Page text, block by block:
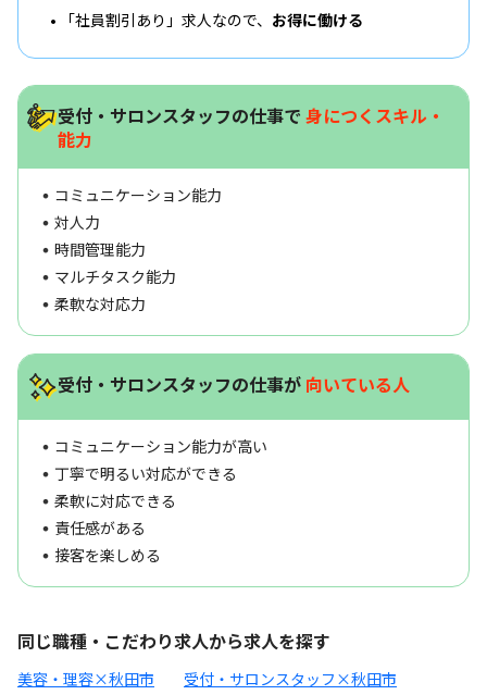
「社員割引あり」求人なので、 お得に働ける
受付・サロンスタッフの仕事で 身につくスキル・
能力
コミュニケーション能力
対人力
時間管理能力
マルチタスク能力
柔軟な対応力
受付・サロンスタッフの仕事が 向いている人
コミュニケーション能力が高い
丁寧で明るい対応ができる
柔軟に対応できる
責任感がある
接客を楽しめる
同じ職種・こだわり求人から求人を探す
美容・理容×秋田市
受付・サロンスタッフ×秋田市